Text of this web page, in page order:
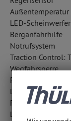
Außentemperatur
LED-Scheinwerfer
Berganfahrhilfe
Notrufsystem
Traction Control:
Wegfahrsperre
Fahrlichtautomatik
Lichtsensor
LED-Tagfahrlicht